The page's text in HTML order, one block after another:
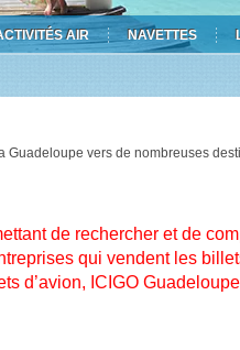
AIR NAVETTES
vers de nombreuses
de rechercher et de
qui vendent les
d’avion, ICIGO